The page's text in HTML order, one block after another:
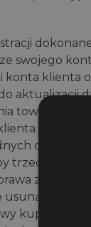
swojego
konta klienta
aktualizacji
towarów
jest
do
trzecie.
usunąć konto
kupna i